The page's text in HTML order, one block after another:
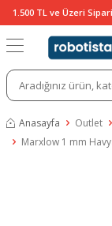
1.500 TL ve Üzeri
Anasayfa Outlet
Marxlow 1 mm